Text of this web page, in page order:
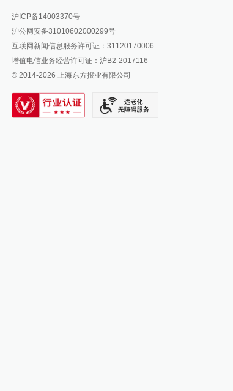
澎湃新闻公众号
澎湃新闻抖音号
派生万物开放平台
IP SHANGHAI
SIXTH TONE
报料邮箱: news@thepaper.cn
沪ICP备14003370号
沪公网安备31010602000299号
互联网新闻信息服务许可证：31120170006
增值电信业务经营许可证：沪B2-2017116
© 2014-2026 上海东方报业有限公司